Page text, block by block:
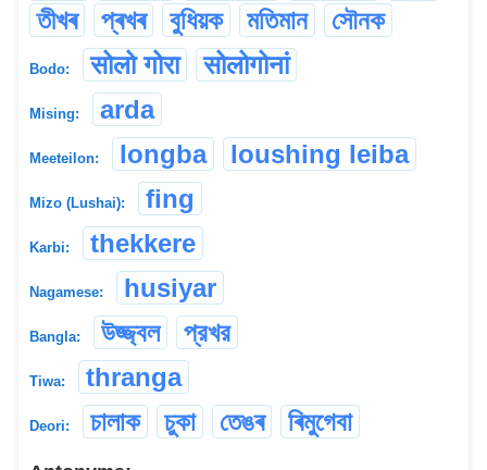
তীখৰ
প্ৰখৰ বুধিয়ক মতিমান সৌনক
Bodo: सोलो गोरा सोलोगोनां
Mising: arda
Meeteilon: longba loushing leiba
Mizo (Lushai): fing
Karbi: thekkere
Nagamese: husiyar
Bangla: উজ্জ্বল প্রখর
Tiwa: thranga
Deori: চালাক চুকা তেঙৰ ৰিমুগেবা